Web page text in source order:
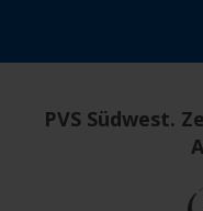
PVS Südwest.